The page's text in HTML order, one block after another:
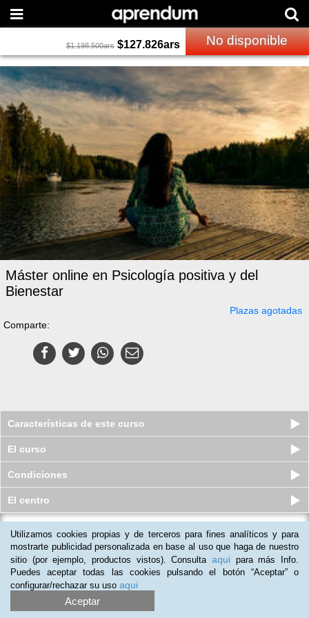
$1.198.500ars $127.826ars No disponible
Máster online en Psicología positiva y del
Bienestar
Plazas agotadas
Comparte:
Características de este curso
El curso
Condiciones
El centro
Curso a distancia (Online)
Universitario de Arteterapia
Plazas disponibles
$298.500ars $148.500ars
Utilizamos cookies propias y de terceros para fines analíticos y para
mostrarte publicidad personalizada en base al uso que haga de nuestro
sitio (por ejemplo, productos vistos). Consulta aqui para más Info.
Puedes aceptar todas las cookies pulsando el botón “Aceptar” o
configurar/rechazar su uso aqui
Aceptar